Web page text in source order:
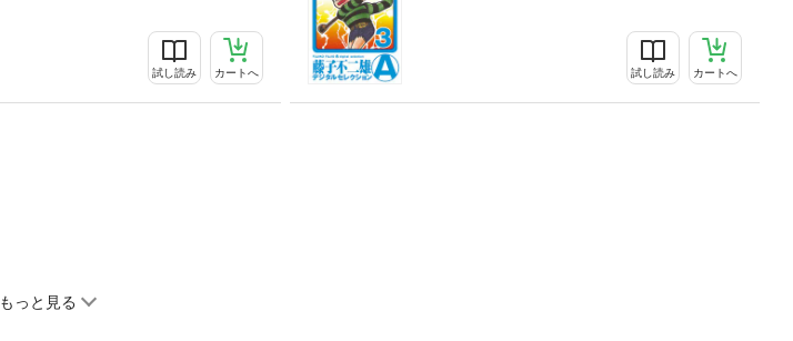
試し読み カートへ 試し読み カートへ
もっと見る